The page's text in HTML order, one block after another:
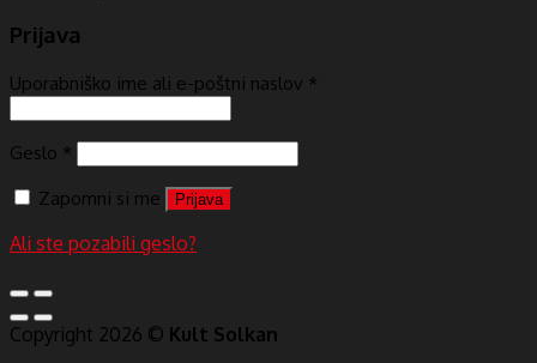
Prijava
Uporabniško ime ali e-poštni naslov *
Geslo *
Zapomni si me
Prijava
Ali ste pozabili geslo?
Copyright 2026 © Kult Solkan